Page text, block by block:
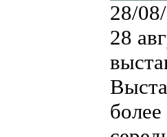
28/
28